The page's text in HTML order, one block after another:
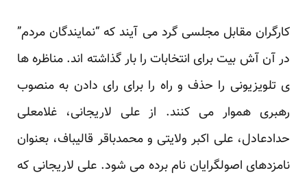
کارگران مقابل مجلسی گرد می آیند که “نمایندگان مردم”
در آن آش بیت برای انتخابات را بار گذاشته اند. مناظره ها
ی تلویزیونی را حذف و راه را برای رای دادن به منصوب
رهبری هموار می کنند. از علی لاریجانی، غلامعلی
حدادعادل، علی اکبر ولایتی و محمدباقر قالیباف، بعنوان
نامزدهای اصولگرایان نام برده می شود. علی لاریجانی که